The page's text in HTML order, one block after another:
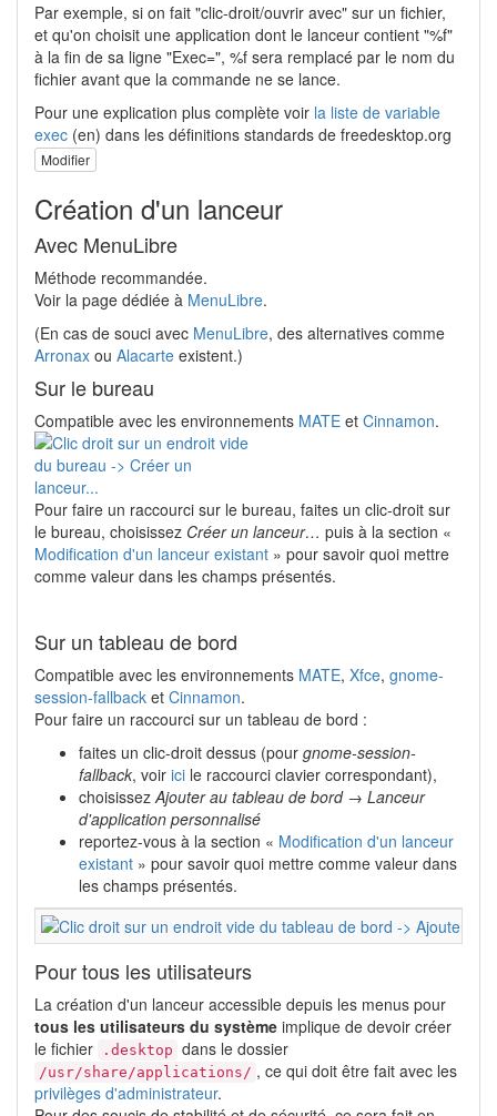
Par exemple, si on fait "clic-droit/ouvrir avec" sur un fichier,
et qu'on choisit une application dont le lanceur contient "%f"
à la fin de sa ligne "Exec=", %f sera remplacé par le nom du
fichier avant que la commande ne se lance.
Pour une explication plus complète voir la liste de variable
exec (en) dans les définitions standards de freedesktop.org
Modifier
Création d'un lanceur
Avec MenuLibre
Méthode recommandée.
Voir la page dédiée à MenuLibre.
(En cas de souci avec MenuLibre, des alternatives comme
Arronax ou Alacarte existent.)
Sur le bureau
Compatible avec les environnements MATE et Cinnamon.
Pour faire un raccourci sur le bureau, faites un clic-droit sur
le bureau, choisissez Créer un lanceur… puis à la section «
Modification d'un lanceur existant » pour savoir quoi mettre
comme valeur dans les champs présentés.
Sur un tableau de bord
Compatible avec les environnements MATE, Xfce, gnome-
session-fallback et Cinnamon.
Pour faire un raccourci sur un tableau de bord :
faites un clic-droit dessus (pour gnome-session-
fallback, voir ici le raccourci clavier correspondant),
choisissez Ajouter au tableau de bord → Lanceur
d'application personnalisé
reportez-vous à la section « Modification d'un lanceur
existant » pour savoir quoi mettre comme valeur dans
les champs présentés.
Pour tous les utilisateurs
La création d'un lanceur accessible depuis les menus pour
tous les utilisateurs du système implique de devoir créer
le fichier
.desktop dans le dossier
/usr/share/applications/ , ce qui doit être fait avec les
privilèges d'administrateur.